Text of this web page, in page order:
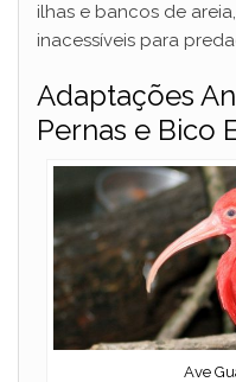
ilhas e bancos de
inacessíveis para
Adaptações
Pernas e Bico
Ave